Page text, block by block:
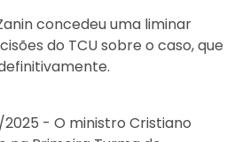
concedeu uma liminar
do TCU sobre o caso, que